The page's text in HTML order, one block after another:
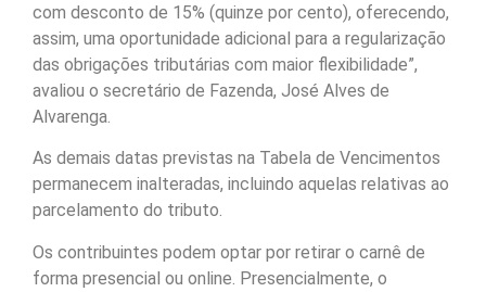
com desconto de 15% (quinze por cento), oferecendo,
assim, uma oportunidade adicional para a regularização
das obrigações tributárias com maior flexibilidade”,
avaliou o secretário de Fazenda, José Alves de
Alvarenga.
As demais datas previstas na Tabela de Vencimentos
permanecem inalteradas, incluindo aquelas relativas ao
parcelamento do tributo.
Os contribuintes podem optar por retirar o carnê de
forma presencial ou online. Presencialmente, o